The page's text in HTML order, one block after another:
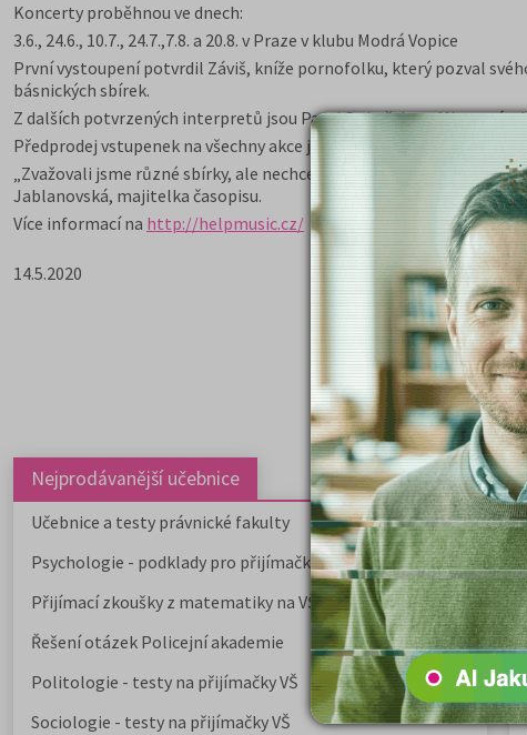
Koncerty proběhnou ve dnech:
3.6., 24.6., 10.7., 24.7.,7.8. a 20.8. v Praze v klubu Modrá Vopice
První vystoupení potvrdil Záviš, kníže pornofolku, který pozval
básnických sbírek.
Z dalších potvrzených interpretů jsou Pavel Dobeš, Lety Mimo,
Předprodej vstupenek na všechny akce je v sítihttp://
„Zvažovali jsme různé sbírky, ale nechceme jen brát. Spojíme
Jablanovská, majitelka časopisu.
Více informací na http://helpmusic.cz/
14.5.2020
Nejprodávanější učebnice
Učebnice a testy právnické fakulty
Psychologie - podklady pro přijímačky
Přijímací zkoušky z matematiky na VŠE Praha
Řešení otázek Policejní akademie
Politologie - testy na přijímačky VŠ
Sociologie - testy na přijímačky VŠ